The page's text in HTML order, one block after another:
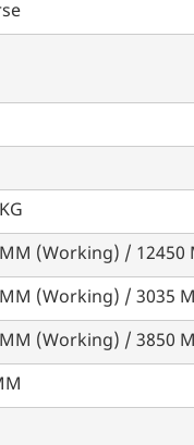
(Working) / 12450
(Working) / 3035
(Working) / 3850